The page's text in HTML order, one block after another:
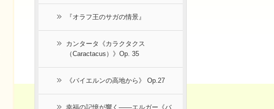
『オラフ王のサガの情景』
カンタータ《カラクタクス
（Caractacus）》Op. 35
《バイエルンの高地から》 Op.27
幸福の記憶が響く――エルガー《バ